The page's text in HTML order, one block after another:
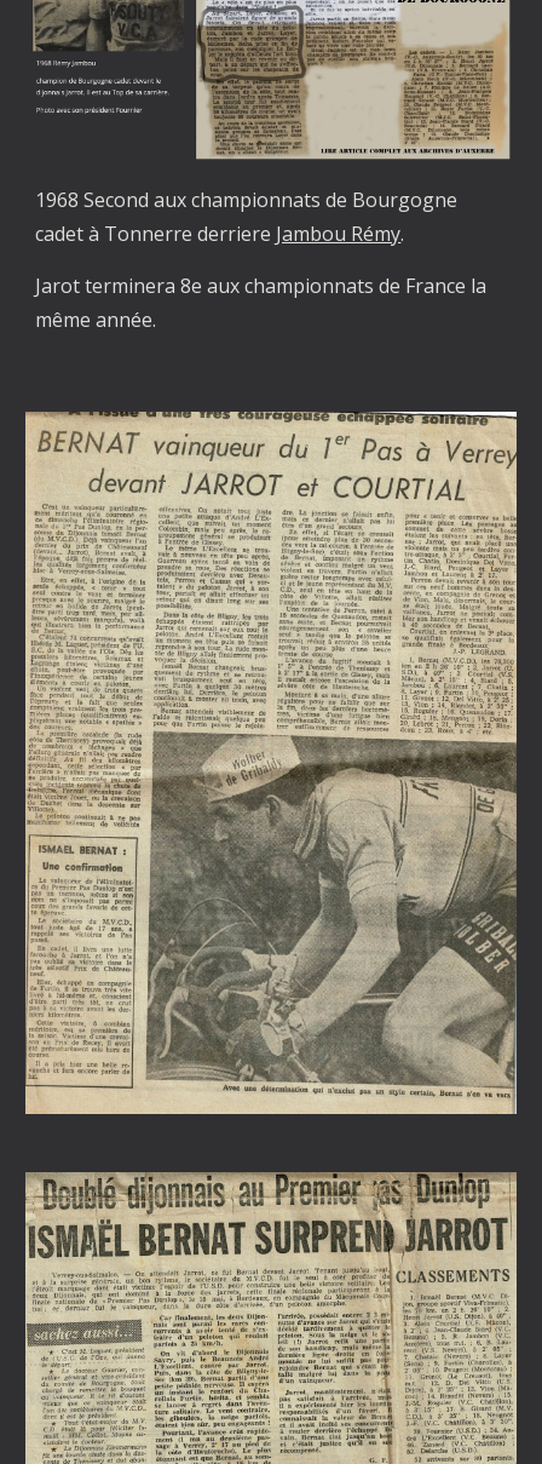
1968 Second aux championnats de Bourgogne
cadet à Tonnerre derriere Jambou Rémy.
Jarot terminera 8e aux championnats de France la
même année.